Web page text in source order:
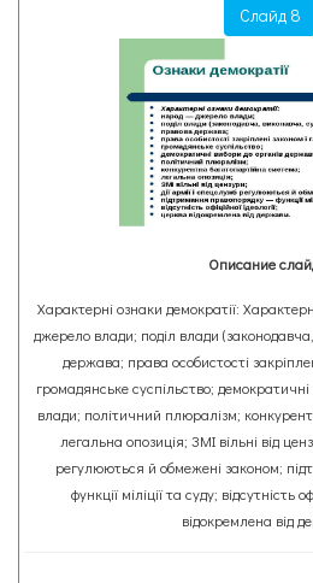
Слайд 8
Описание
Характерні ознаки демократії:
джерело влади; поділ влади
держава; права особистості
громадянське суспільство;
влади; політичний плюралізм;
легальна опозиція; ЗМІ вільні від
регулюються й обмежені законом;
функції міліції та суду; відсутність
відокремлена від